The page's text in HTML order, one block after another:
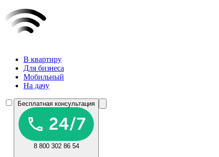
В квартиру
Для бизнеса
Мобильный
На дачу
Бесплатная консультация
8 800 302 86 54